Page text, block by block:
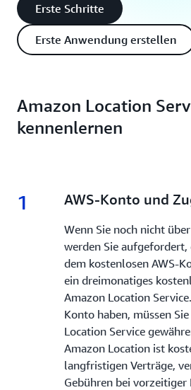
Erste Schritte
Erste Anwendung erstellen
Amazon Location
kennenlernen
1 1.
AWS-Konto und
Wenn Sie noch nicht
werden Sie
dem kostenlosen AWS-
ein dreimonatiges
Amazon Location
Konto haben, müssen
Location Service
Amazon Location ist
langfristigen Verträge,
Gebühren bei vorzeitiger